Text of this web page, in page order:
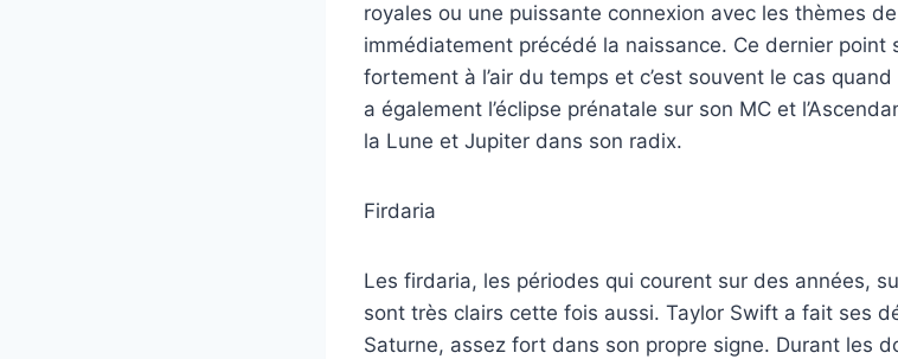
royales ou une puissante connexion avec les thèmes
immédiatement précédé la naissance. Ce dernier point
fortement à l’air du temps et c’est souvent le cas
a également l’éclipse prénatale sur son MC et
la Lune et Jupiter dans son radix.
Firdaria
Les firdaria, les périodes qui courent sur des années,
sont très clairs cette fois aussi. Taylor Swift a fait ses
Saturne, assez fort dans son propre signe. Durant les